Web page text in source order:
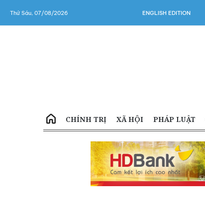
Thứ Sáu, 07/08/2026 ENGLISH EDITION
CHÍNH TRỊ XÃ HỘI PHÁP LUẬT